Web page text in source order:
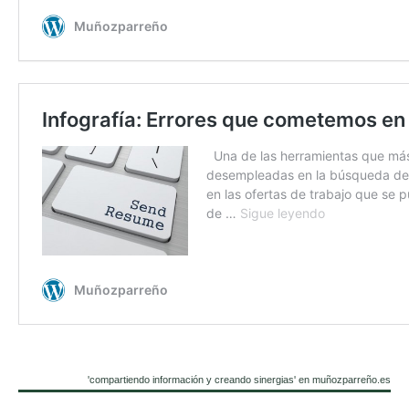
'compartiendo información y creando sinergias' en muñozparreño.es